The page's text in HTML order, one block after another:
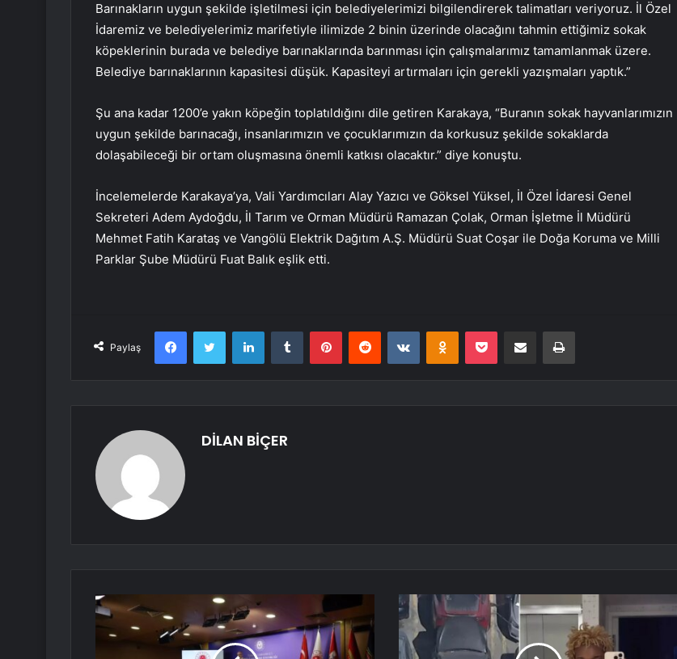
Barınakların uygun şekilde işletilmesi için belediyelerimizi bilgilendirerek talimatları veriyoruz. İl Özel
İdaremiz ve belediyelerimiz marifetiyle ilimizde 2 binin üzerinde olacağını tahmin ettiğimiz sokak
köpeklerinin burada ve belediye barınaklarında barınması için çalışmalarımız tamamlanmak üzere.
Belediye barınaklarının kapasitesi düşük. Kapasiteyi artırmaları için gerekli yazışmaları yaptık.”
Şu ana kadar 1200’e yakın köpeğin toplatıldığını dile getiren Karakaya, “Buranın sokak hayvanlarımızın
uygun şekilde barınacağı, insanlarımızın ve çocuklarımızın da korkusuz şekilde sokaklarda
dolaşabileceği bir ortam oluşmasına önemli katkısı olacaktır.” diye konuştu.
İncelemelerde Karakaya’ya, Vali Yardımcıları Alay Yazıcı ve Göksel Yüksel, İl Özel İdaresi Genel
Sekreteri Adem Aydoğdu, İl Tarım ve Orman Müdürü Ramazan Çolak, Orman İşletme İl Müdürü
Mehmet Fatih Karataş ve Vangölü Elektrik Dağıtım A.Ş. Müdürü Suat Coşar ile Doğa Koruma ve Milli
Parklar Şube Müdürü Fuat Balık eşlik etti.
Paylaş
FacebookTwitter LinkedInTumblr PinterestReddit VKontakteOdnoklassniki
Pocket E-Posta ile paylaş Yazdır
DİLAN BİÇER